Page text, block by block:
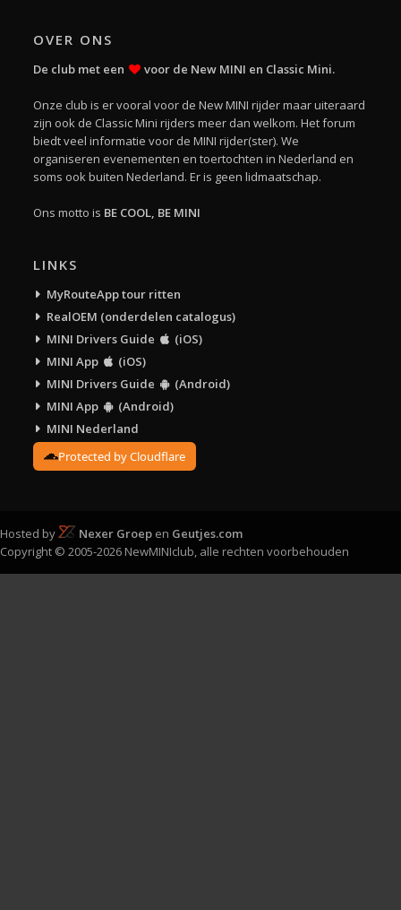
OVER ONS
De club met een voor de New MINI en Classic Mini.
Onze club is er vooral voor de New MINI rijder maar uiteraard
zijn ook de Classic Mini rijders meer dan welkom. Het forum
biedt veel informatie voor de MINI rijder(ster). We
organiseren evenementen en toertochten in Nederland en
soms ook buiten Nederland. Er is geen lidmaatschap.
Ons motto is BE COOL, BE MINI
LINKS
MyRouteApp tour ritten
RealOEM (onderdelen catalogus)
MINI Drivers Guide
(iOS)
MINI App
(iOS)
MINI Drivers Guide
(Android)
MINI App
(Android)
MINI Nederland
Protected by Cloudflare
Hosted by Nexer Groep en Geutjes.com
Copyright © 2005-2026 NewMINIclub, alle rechten voorbehouden